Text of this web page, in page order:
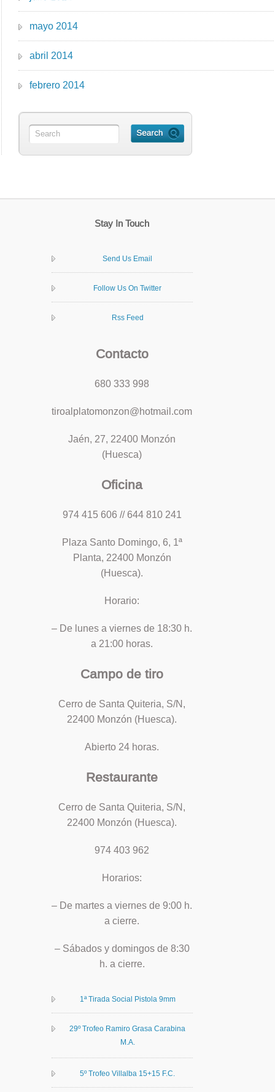
mayo 2014
abril 2014
febrero 2014
Stay In Touch
Send Us Email
Follow Us On Twitter
Rss Feed
Contacto
680 333 998
tiroalplatomonzon@hotmail.com
Jaén, 27, 22400 Monzón
(Huesca)
Oficina
974 415 606 // 644 810 241
Plaza Santo Domingo, 6, 1ª
Planta, 22400 Monzón
(Huesca).
Horario:
– De lunes a viernes de 18:30 h.
a 21:00 horas.
Campo de tiro
Cerro de Santa Quiteria, S/N,
22400 Monzón (Huesca).
Abierto 24 horas.
Restaurante
Cerro de Santa Quiteria, S/N,
22400 Monzón (Huesca).
974 403 962
Horarios:
– De martes a viernes de 9:00 h.
a cierre.
– Sábados y domingos de 8:30
h. a cierre.
1ª Tirada Social Pistola 9mm
29º Trofeo Ramiro Grasa Carabina
M.A.
5º Trofeo Villalba 15+15 F.C.